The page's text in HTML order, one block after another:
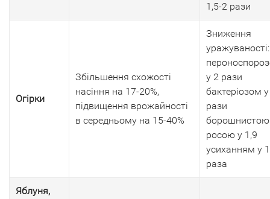
1,5-2 рази
Огірки
Збільшення схожості
насіння на 17-20%,
підвищення врожайності
в середньому на 15-40%
Зниження
уражуваності:
у 2 рази
бактеріозом
рази
борошнистою
росою у 1,9
усиханням у
раза
Яблуня,